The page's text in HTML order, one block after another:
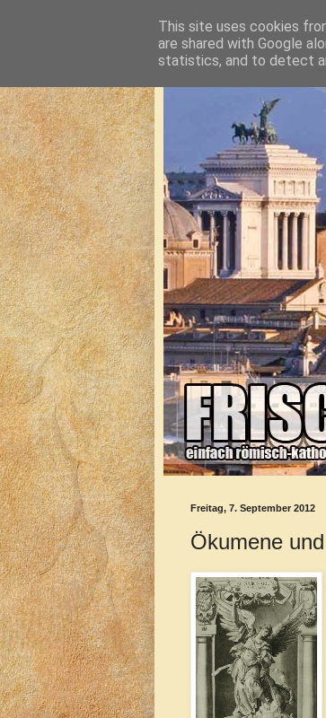
Freitag, 7. September 2012
Ökumene
This site uses cookies
are shared with Google
statistics, and to detect